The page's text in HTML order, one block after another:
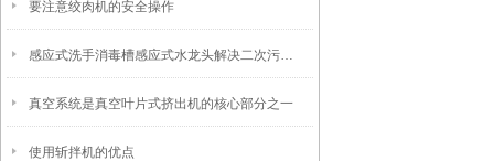
要注意绞肉机的安全操作
感应式洗手消毒槽感应式水龙头解决二次污染问题
真空系统是真空叶片式挤出机的核心部分之一
使用斩拌机的优点